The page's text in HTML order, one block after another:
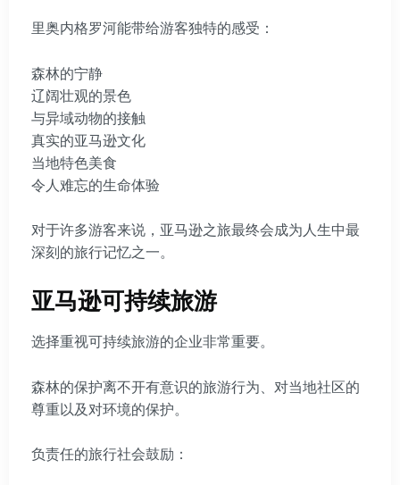
里奥内格罗河能带给游客独特的感受：
森林的宁静
辽阔壮观的景色
与异域动物的接触
真实的亚马逊文化
当地特色美食
令人难忘的生命体验
对于许多游客来说，亚马逊之旅最终会成为人生中最
深刻的旅行记忆之一。
亚马逊可持续旅游
选择重视可持续旅游的企业非常重要。
森林的保护离不开有意识的旅游行为、对当地社区的
尊重以及对环境的保护。
负责任的旅行社会鼓励：